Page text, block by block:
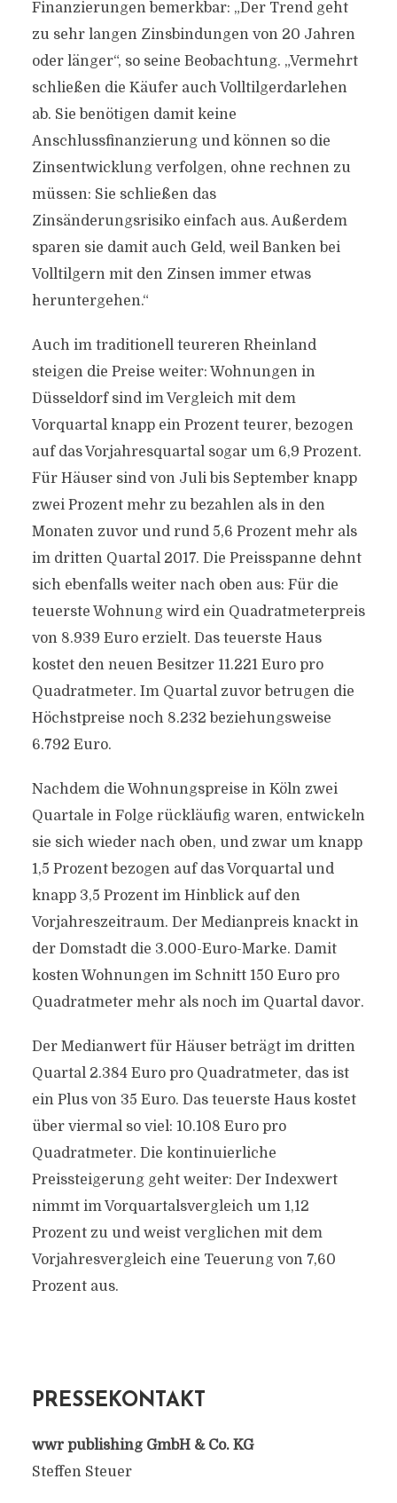
Finanzierungen bemerkbar: „Der Trend geht
zu sehr langen Zinsbindungen von 20 Jahren
oder länger“, so seine Beobachtung. „Vermehrt
schließen die Käufer auch Volltilgerdarlehen
ab. Sie benötigen damit keine
Anschlussfinanzierung und können so die
Zinsentwicklung verfolgen, ohne rechnen zu
müssen: Sie schließen das
Zinsänderungsrisiko einfach aus. Außerdem
sparen sie damit auch Geld, weil Banken bei
Volltilgern mit den Zinsen immer etwas
heruntergehen.“
Auch im traditionell teureren Rheinland
steigen die Preise weiter: Wohnungen in
Düsseldorf sind im Vergleich mit dem
Vorquartal knapp ein Prozent teurer, bezogen
auf das Vorjahresquartal sogar um 6,9 Prozent.
Für Häuser sind von Juli bis September knapp
zwei Prozent mehr zu bezahlen als in den
Monaten zuvor und rund 5,6 Prozent mehr als
im dritten Quartal 2017. Die Preisspanne dehnt
sich ebenfalls weiter nach oben aus: Für die
teuerste Wohnung wird ein Quadratmeterpreis
von 8.939 Euro erzielt. Das teuerste Haus
kostet den neuen Besitzer 11.221 Euro pro
Quadratmeter. Im Quartal zuvor betrugen die
Höchstpreise noch 8.232 beziehungsweise
6.792 Euro.
Nachdem die Wohnungspreise in Köln zwei
Quartale in Folge rückläufig waren, entwickeln
sie sich wieder nach oben, und zwar um knapp
1,5 Prozent bezogen auf das Vorquartal und
knapp 3,5 Prozent im Hinblick auf den
Vorjahreszeitraum. Der Medianpreis knackt in
der Domstadt die 3.000-Euro-Marke. Damit
kosten Wohnungen im Schnitt 150 Euro pro
Quadratmeter mehr als noch im Quartal davor.
Der Medianwert für Häuser beträgt im dritten
Quartal 2.384 Euro pro Quadratmeter, das ist
ein Plus von 35 Euro. Das teuerste Haus kostet
über viermal so viel: 10.108 Euro pro
Quadratmeter. Die kontinuierliche
Preissteigerung geht weiter: Der Indexwert
nimmt im Vorquartalsvergleich um 1,12
Prozent zu und weist verglichen mit dem
Vorjahresvergleich eine Teuerung von 7,60
Prozent aus.
PRESSEKONTAKT
wwr publishing GmbH & Co. KG
Steffen Steuer